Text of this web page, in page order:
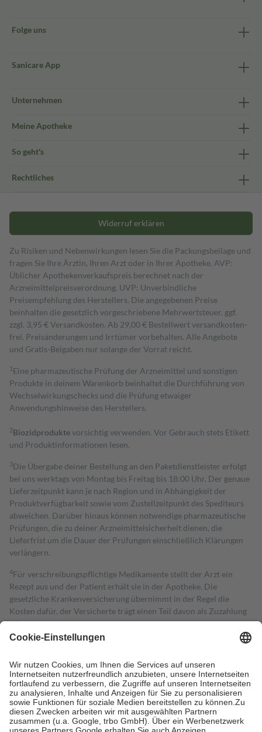
Folge uns
Sanicare App
Unternehmen
Meine Apotheke
So geht's
Rechtliches
Widerruf erklären
Zu Risiken und Nebenwirkungen lesen Sie die Packungsbeilage und
fragen Sie Ihre Ärztin, Ihren Arzt oder in Ihrer Apotheke. AVP:
Üblicher Apothekenverkaufspreis berechnet nach der
Arzneimittelpreisverordnung. UVP: Unverbindliche
Preisempfehlung des Herstellers. Die angegebenen Preise
beinhalten die gesetzlich vorgeschriebene Mehrwertsteuer, ggf.
zzgl. 3,95 € Versandkosten. Ab 29,00 € Bestell­wert versand­kosten­
frei. Preisänderungen und Irrtümer vorbehalten. Alle Angebote
und Gratis-Beigaben nur solange der Vorrat reicht.
1 Eine pharmazeutische Prüfung der Arzneimittel und sonstigen
Produkte in deinem Warenkorb beinhaltet die Durchführung von
Wechselwirkungschecks und die Prüfung etwaiger
Anwendungshinweise des Herstellers.
2Biozidproduktevorsichtig verwenden. Vor Gebrauch stets Etikett
und Produktinformationen lesen.
3Die Übergabe deiner Bestellung an den Paketdienstleister erfolgt
bei uns werktags von Montag bis Freitag bis 18:00 Uhr. Der genaue
Lieferzeitpunkt kann je nach Region und in Abhängigkeit der
Produktverfügbarkeit sowie vom Zustellzeitpunkt des Spediteurs
abweichen. Darüber hinaus können notwendige pharmazeutische
Prüfungen, die zu deiner Arzneimittelsicherheit dienen, die
Lieferfrist um die Dauer der Prüfungen einschließlich Klärungen
verlängern.
4Für verschreibungspflichtige Medikamente stellt der Arzt ein
Rezept aus und der Patient erhält sie in der Apotheke. Die
gesetzliche Krankenversicherung übernimmt in der Regel die
Kosten dafür, der Versicherte trägt einen Teil davon als Zuzahlung
mit.
Grundsätzlich leisten Mitglieder Zuzahlungen in Höhe von zehn
höchstens zehn Euro.
Es sind jedoch nie mehr als die tatsächlichen
Kosten der Leistung zu entrichten.
Diese Regeln gelten grundsätzlich auch für Online-Apotheken.
Bei Heilmitteln und häuslicher Krankenpflege beträgt die
Zuzahlung zehn Prozent der Kosten sowie zehn Euro je
Verordnung.